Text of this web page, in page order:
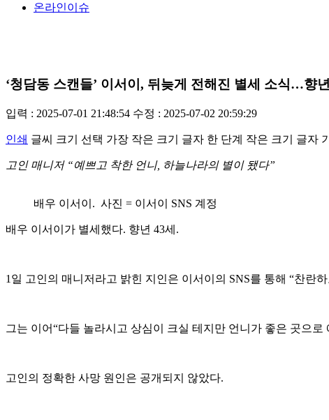
온라인이슈
‘청담동 스캔들’ 이서이, 뒤늦게 전해진 별세 소식…향
입력 : 2025-07-01 21:48:54 수정 : 2025-07-02 20:59:29
인쇄 글씨 크기 선택 가장 작은 크기 글자 한 단계 작은 크기 글자
고인 매니저 “예쁘고 착한 언니, 하늘나라의 별이 됐다”
배우 이서이. 사진 = 이서이 SNS 계정
배우 이서이가 별세했다. 향년 43세.
1일 고인의 매니저라고 밝힌 지인은 이서이의 SNS를 통해 “찬란
그는 이어“다들 놀라시고 상심이 크실 테지만 언니가 좋은 곳으
고인의 정확한 사망 원인은 공개되지 않았다.